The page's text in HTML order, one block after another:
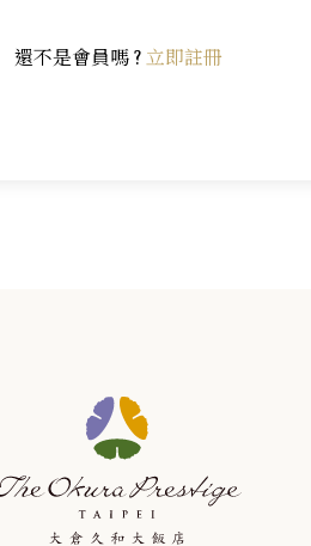
還不是會員嗎 ?立即註冊